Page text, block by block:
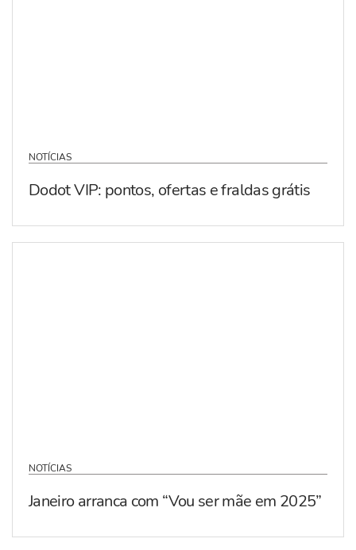
NOTÍCIAS
Dodot VIP: pontos, ofertas e fraldas grátis
NOTÍCIAS
Janeiro arranca com “Vou ser mãe em 2025”